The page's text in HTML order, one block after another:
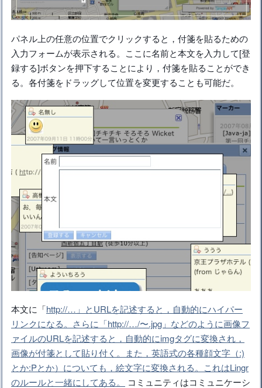
パネル上の任意の位置でクリックすると，付箋を貼るための
入力フォームが表示される。ここに名前と本文を入力して[登
録する]ボタンを押下することにより，付箋を貼ることができ
る。各付箋をドラッグして位置を変更することも可能だ。
本文に「http://…」とURLを記述すると，自動的にハイパー
リンクになる。さらに「http://…/〜.jpg」などのように画像フ
ァイルのURLを記述すると，自動的にimgタグに変換され，
画像が付箋として貼り付く。また，英語式の各種顔文字（:)
とか:Pとか）についても，絵文字に変換される。これはLingr
のルールと一緒にしてある。
コミュニティはコミュニケーシ